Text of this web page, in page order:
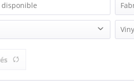
disponible